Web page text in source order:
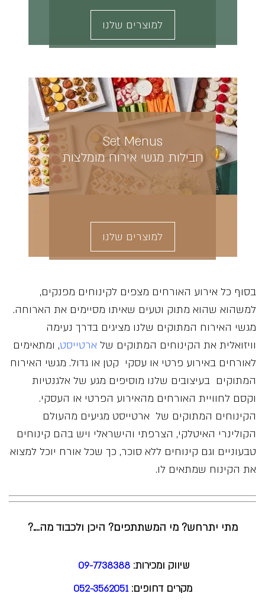
למוצרים שלנו
Set Menus
חבילות מגשי אירוח מומלצות
למוצרים שלנו
בסוף כל אירוע האורחים מצפים לקינוחים מפנקים,
למשהוא שהוא מתוק וטעים שאיתו מסיימים את הארוחה.
מגשי האירוח המתוקים שלנו מציגים בדרך נעימה
וויזואלית את הקינוחים המתוקים של ארטייסט, ומתאימים
לאורחים באירוע פרטי או עסקי קטן או גדול. מגשי האירוח
המתוקים בעיצובים שלנו מוסיפים מגע של אלגנטיות
וקסם לחוויית האורחים מהאירוע הפרטי או העסקי.
הקינוחים המתוקים של ארטייסט מגיעים מהעולם
הקולינרי האיטלקי, הצרפתי והישראלי ויש בהם קינוחים
טבעוניים וגם קינוחים ללא סוכר, כך שכל אורח יוכל למצוא
את הקינוח שמתאים לו.
מתי יתרחש? מי המשתתפים? היכן ולכבוד מה….?
שיווק ומכירות: 09-7738388
מקרים דחופים:052-3562051